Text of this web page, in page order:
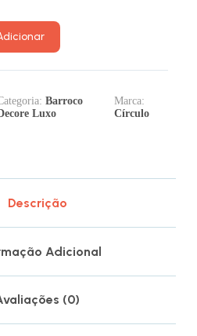
Barroco
Luxo
Marca:
Círculo
Descrição
Adicional
(0)